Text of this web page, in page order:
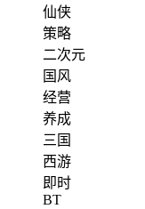
仙侠
策略
二次元
国风
经营
养成
三国
西游
即时
BT